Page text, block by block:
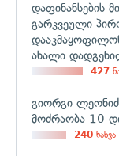
დაფინანსების
გარკვეული
ახალი
427
გიორგი
მოძრაობა 10
240 ნახვა